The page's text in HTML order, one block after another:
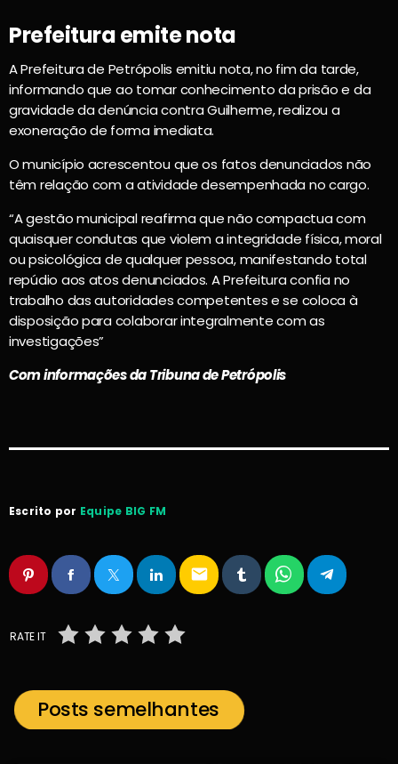
Prefeitura emite nota
A Prefeitura de Petrópolis emitiu nota, no fim da tarde,
informando que ao tomar conhecimento da prisão e da
gravidade da denúncia contra Guilherme, realizou a
exoneração de forma imediata.
O município acrescentou que os fatos denunciados não
têm relação com a atividade desempenhada no cargo.
“A gestão municipal reafirma que não compactua com
quaisquer condutas que violem a integridade física, moral
ou psicológica de qualquer pessoa, manifestando total
repúdio aos atos denunciados. A Prefeitura confia no
trabalho das autoridades competentes e se coloca à
disposição para colaborar integralmente com as
investigações”
Com informações da Tribuna de Petrópolis
Escrito por Equipe BIG FM
email
RATE IT
Posts semelhantes